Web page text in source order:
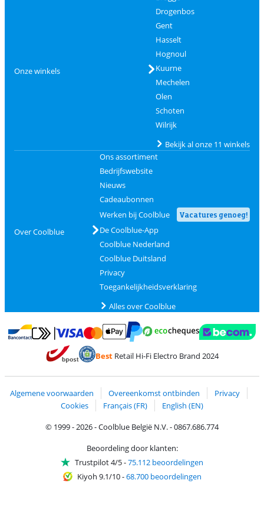
Onze winkels
Drogenbos
Gent
Hasselt
Hognoul
Kuurne
Mechelen
Olen
Schoten
Wilrijk
Bekijk al onze 11 winkels
Over Coolblue
Ons assortiment
Bedrijfswebsite
Nieuws
Cadeaubonnen
Werken bij Coolblue
Vacatures genoeg!
De Coolblue-App
Coolblue Nederland
Coolblue Duitsland
Privacy
Toegankelijkheidsverklaring
Alles over Coolblue
Betalen met Bancontact
Betalen met MasterCard en Visa via ClickToPay
BestRetail Hi-Fi Electro Brand 2024
Algemene voorwaarden Overeenkomst ontbinden
Privacy
Cookies
Français (FR)
English (EN)
© 1999 - 2026 - Coolblue België N.V. - 0867.686.774
Beoordeling door klanten:
Trustpilot 4/5-75.112 beoordelingen
Kiyoh 9.1/10-68.700 beoordelingen